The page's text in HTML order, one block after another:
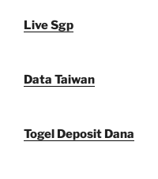
Live Sgp
Data Taiwan
Togel Deposit Dana